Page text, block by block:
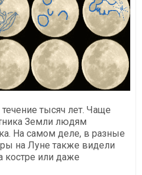
тысяч лет. Чаще
Земли людям
На самом деле, в разные
на Луне также видели
или даже